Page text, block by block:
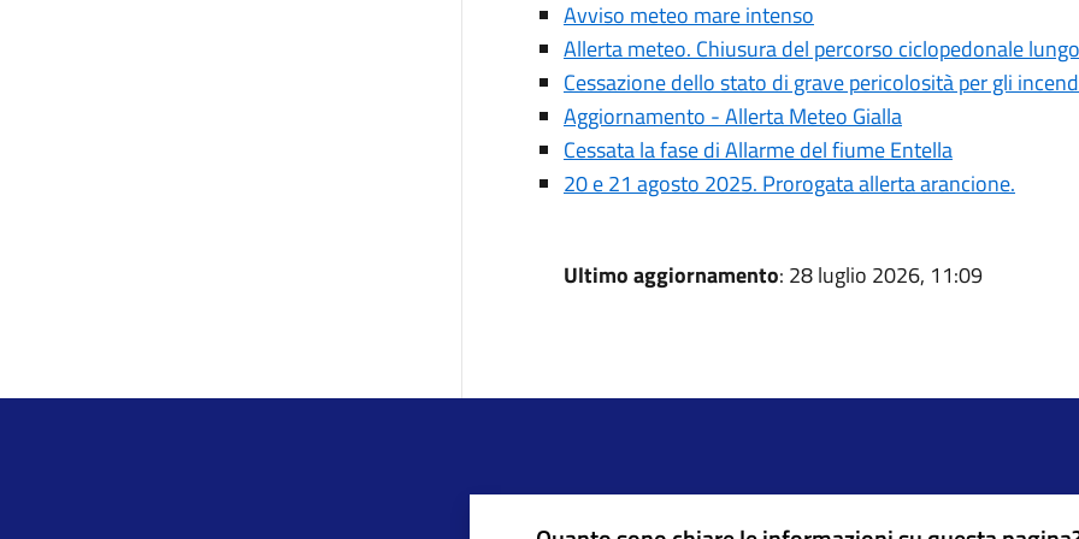
Avviso meteo mare intenso
Allerta meteo. Chiusura del percorso ciclopedonale
Cessazione dello stato di grave pericolosità per gli
Aggiornamento - Allerta Meteo Gialla
Cessata la fase di Allarme del fiume Entella
20 e 21 agosto 2025. Prorogata allerta arancione.
Ultimo aggiornamento: 28 luglio 2026, 11:09